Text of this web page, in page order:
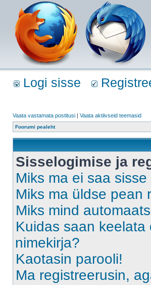
Logi sisse
Vaata vastamata postitusi | Vaata aktiivseid teemasid
Foorumi pealeht
Sisselogimise ja
Miks ma ei saa
Miks ma üldse pean
Miks mind
Kuidas saan keelata
nimekirja?
Kaotasin parooli!
Ma registreerusin,